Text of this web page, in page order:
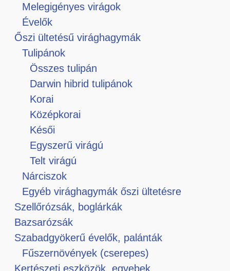
Melegigényes virágok
Évelők
Őszi ültetésű virághagymák
Tulipánok
Összes tulipán
Darwin hibrid tulipánok
Korai
Középkorai
Késői
Egyszerű virágú
Telt virágú
Nárciszok
Egyéb virághagymák őszi ültetésre
Szellőrózsák, boglárkák
Bazsarózsák
Szabadgyökerű évelők, palánták
Fűszernövények (cserepes)
Kertészeti eszközök, egyebek